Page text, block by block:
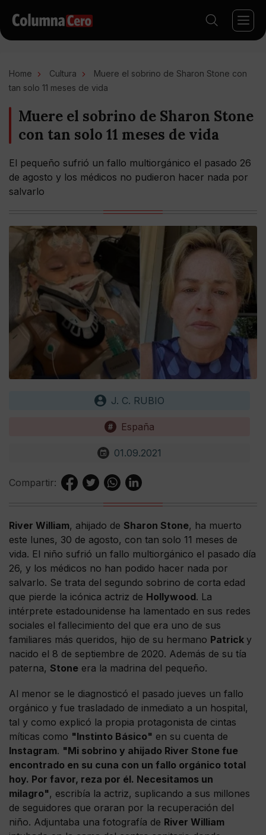
Home Cultura
Muere el sobrino de Sharon Stone con
tan solo 11 meses de vida
Muere el sobrino de Sharon Stone
con tan solo 11 meses de vida
El pequeño sufrió un fallo multiorgánico el pasado 26
de agosto y los médicos no pudieron hacer nada por
salvarlo
J. C. RUBIO
España
01.09.2021
Compartir:
River William, ahijado de Sharon Stone, ha muerto
este lunes, 30 de agosto, con tan solo 11 meses de
vida. El niño sufrió un fallo multiorgánico el pasado día
26, y los médicos no han podido hacer nada por
salvarlo. Se trata del segundo sobrino de corta edad
que pierde la icónica actriz de Hollywood. La
intérprete estadounidense ha lamentado en sus redes
sociales el fallecimiento del que era uno de sus
familiares más queridos, hijo de su hermano Patrick y
nacido el 8 de septiembre de 2020. Además de su tía
paterna, Stone era la madrina del pequeño.
Al menor se le diagnosticó el pasado jueves un fallo
orgánico y fue trasladado de inmediato a un hospital,
tal y como explicó la propia protagonista de cintas
míticas como "Instinto Básico" en su cuenta de
Instagram. "Mi sobrino y ahijado River Stone fue
encontrado en su cuna con un fallo orgánico total
hoy. Por favor, reza por él. Necesitamos un
milagro", escribía la actriz, suplicando a sus millones
de seguidores que oraran por la recuperación del
niño. Adjuntaba una fotografía de River William